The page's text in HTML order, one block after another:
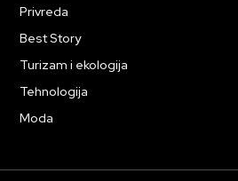
Privreda
Best Story
Turizam i ekologija
Tehnologija
Moda